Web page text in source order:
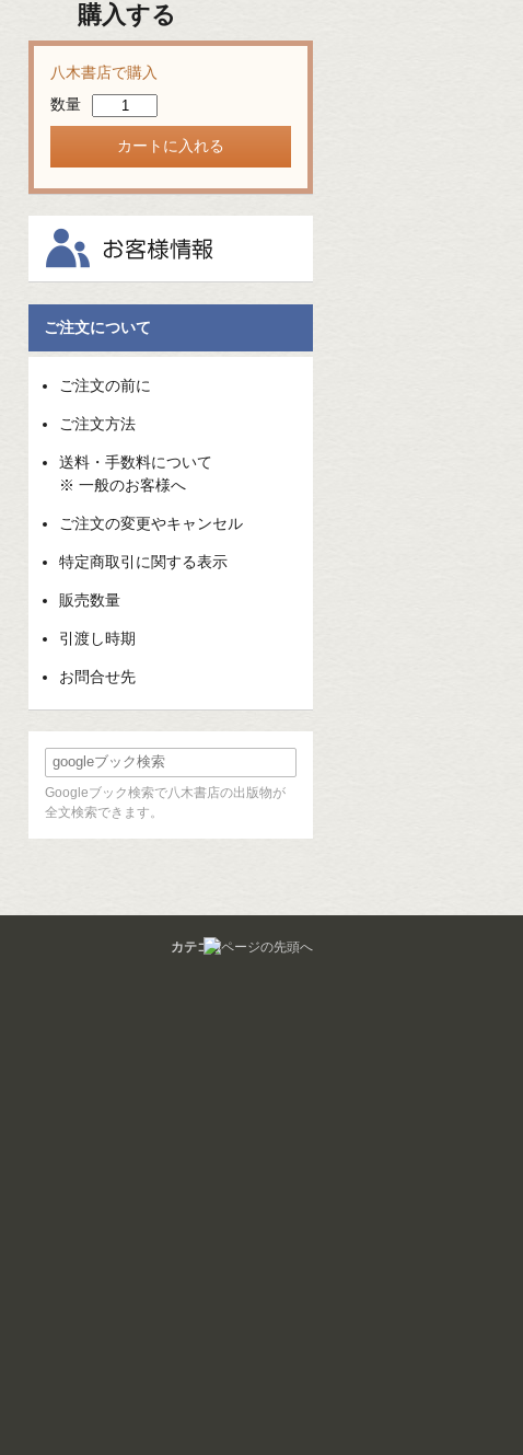
購入する
八木書店で購入
数量
ご注文について
ご注文の前に
ご注文方法
送料・手数料について
※ 一般のお客様へ
ご注文の変更やキャンセル
特定商取引に関する表示
販売数量
引渡し時期
お問合せ先
Googleブック検索で八木書店の出版物が
全文検索できます。
カテゴリ